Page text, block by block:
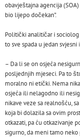
obavještajna agencija
bio lijepo dočekan”.
Politički analitičar i sociolog
to sve spada u jedan svjesni
– Da li se on osjeća
posljednjih mjeseci. Pa to
moralno ni etički. Nema
osjeća ili nelagodno ili
nikave veze sa realnošću,
koja bi dolazila sa ovim
otkazati, pa ću otkazivanje
sigurno, da meni tamo